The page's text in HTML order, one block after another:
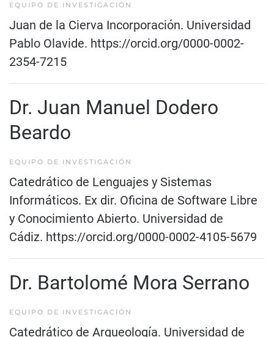
EQUIPO DE INVESTIGACIÓN
Juan de la Cierva Incorporación. Universidad
Pablo Olavide. https://orcid.org/0000-0002-
2354-7215
Dr. Juan Manuel Dodero
Beardo
EQUIPO DE INVESTIGACIÓN
Catedrático de Lenguajes y Sistemas
Informáticos. Ex dir. Oficina de Software Libre
y Conocimiento Abierto. Universidad de
Cádiz. https://orcid.org/0000-0002-4105-5679
Dr. Bartolomé Mora Serrano
EQUIPO DE INVESTIGACIÓN
Catedrático de Arqueología. Universidad de